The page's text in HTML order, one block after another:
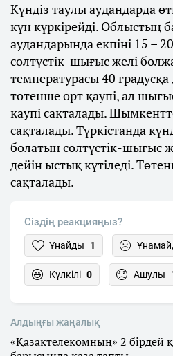
Күндіз таулы аудандарда
күн күркірейді. Облыстың
аудандарында екпіні 15 –
солтүстік-шығыс желі
температурасы 40 градусқа
төтенше өрт қаупі, ал
қаупі сақталады.
сақталады. Түркістанда
болатын солтүстік-шығыс
дейін ыстық күтіледі.
сақталады.
Сіздің реакцияңыз?
Ұнайды 1
Күлкілі 0 Ашулы
Алдыңғы жаңалық
«Қазақтелекомның» 2 бірдей